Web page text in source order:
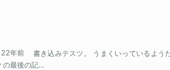
22年前
書き込みテスツ。 うまくいっているよ
最後の記...